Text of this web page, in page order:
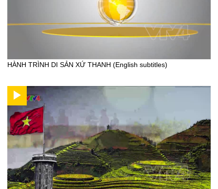
HÀNH TRÌNH DI SẢN XỨ THANH (English subtitles)